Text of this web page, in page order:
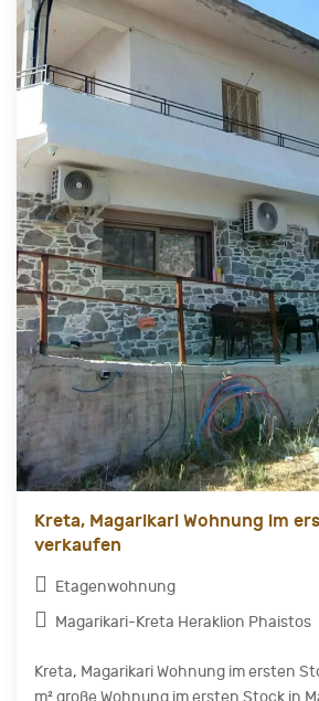
Kreta, Magarikari Wohnung im
verkaufen
Etagenwohnung
Magarikari-Kreta Heraklion Phaistos
Kreta, Magarikari Wohnung im ersten
m² große Wohnung im ersten Stock in